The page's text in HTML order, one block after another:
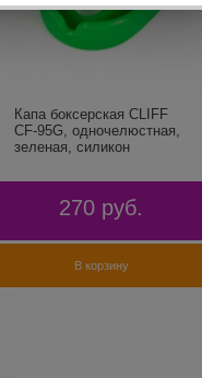
Капа боксерская CLIFF
CF-95G, одночелюстная,
зеленая, силикон
270 руб.
В корзину